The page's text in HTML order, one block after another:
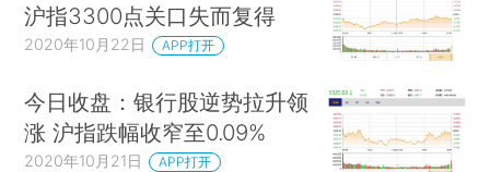
沪指3300点关口失而复得
2020年10月22日 APP打开
今日收盘：银行股逆势拉升领
涨 沪指跌幅收窄至0.09%
2020年10月21日 APP打开